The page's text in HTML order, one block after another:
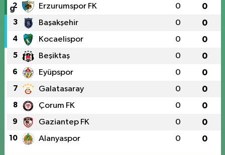
2 Erzurumspor FK 0 0
3 Başakşehir 0 0
4 Kocaelispor 0 0
5 Beşiktaş 0 0
6 Eyüpspor 0 0
7 Galatasaray 0 0
8 Çorum FK 0 0
9 Gaziantep FK 0 0
10 Alanyaspor 0 0